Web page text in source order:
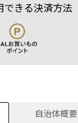
できる決済方法
自治体概要